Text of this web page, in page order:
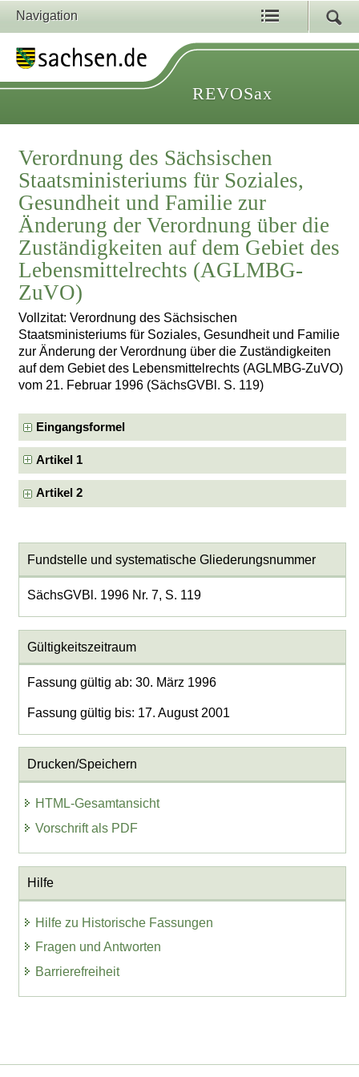
Navigation
REVOSax
Verordnung des Sächsischen
Staatsministeriums für Soziales,
Gesundheit und Familie zur
Änderung der Verordnung über die
Zuständigkeiten auf dem Gebiet des
Lebensmittelrechts (AGLMBG-
ZuVO)
Vollzitat: Verordnung des Sächsischen
Staatsministeriums für Soziales, Gesundheit und Familie
zur Änderung der Verordnung über die Zuständigkeiten
auf dem Gebiet des Lebensmittelrechts (AGLMBG-ZuVO)
vom 21. Februar 1996 (SächsGVBl. S. 119)
Eingangsformel
Artikel 1
Artikel 2
Fundstelle und systematische Gliederungsnummer
SächsGVBl. 1996 Nr. 7, S. 119
Gültigkeitszeitraum
Fassung gültig ab: 30. März 1996
Fassung gültig bis: 17. August 2001
Drucken/Speichern
HTML-Gesamtansicht
Vorschrift als PDF
Hilfe
Hilfe zu Historische Fassungen
Fragen und Antworten
Barrierefreiheit